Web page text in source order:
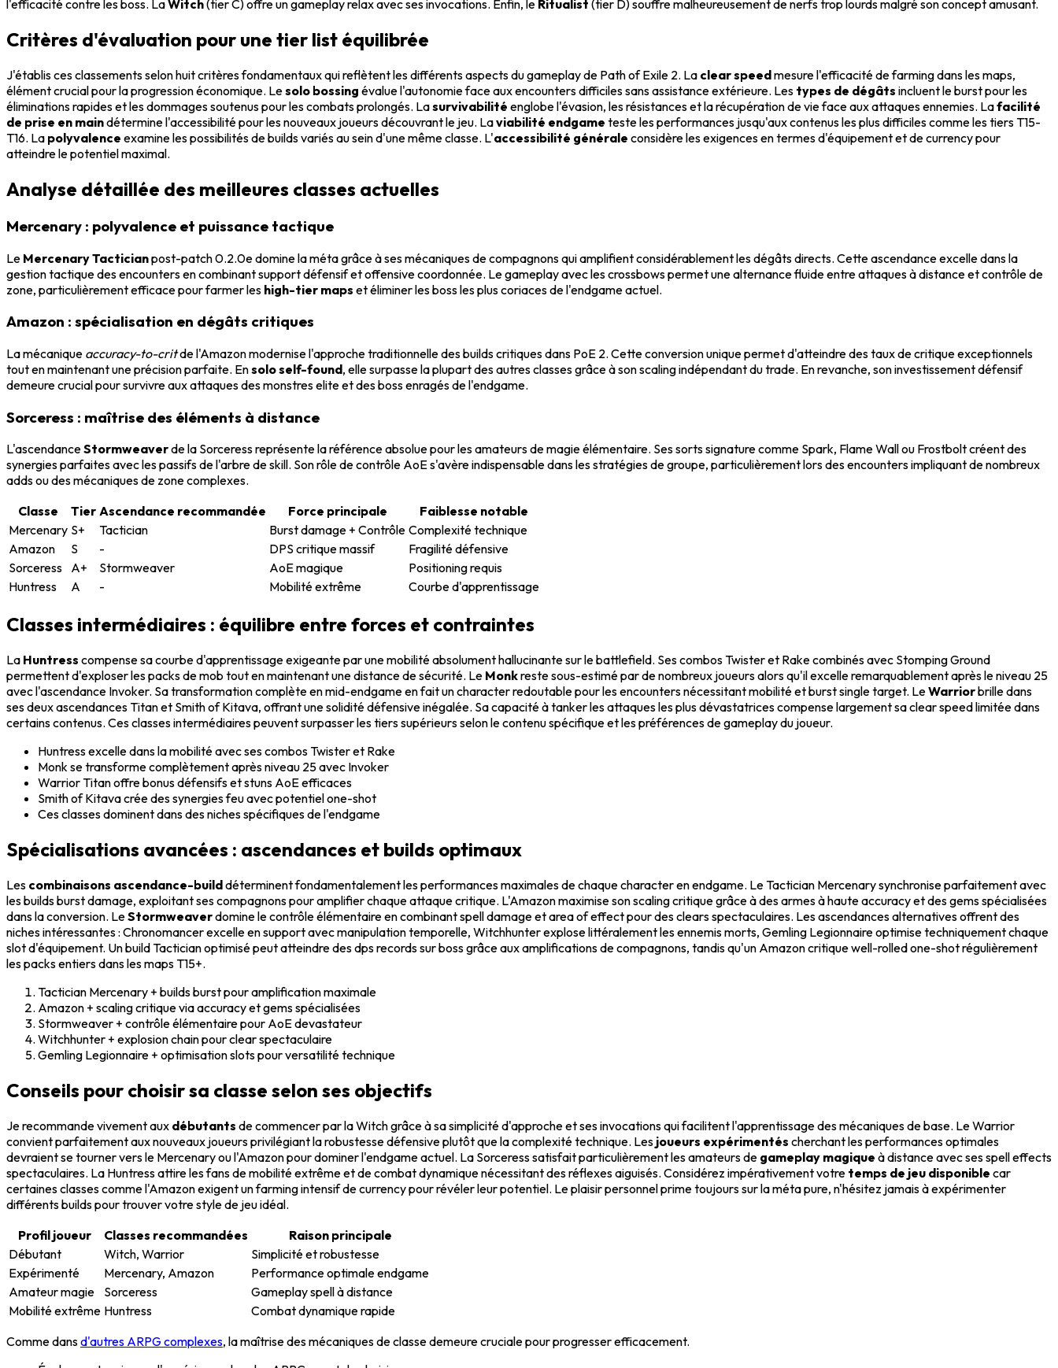
l'efficacité contre les boss. LaWitch(tier C) offre un gameplay relax avec ses invocations. Enfin, le Ritualist (tier D) souffre malheureusement de nerfs trop lourds malgré son concept amusant.
Critères d'évaluation pour une tier list équilibrée
J'établis ces classements selon huit critères fondamentaux qui reflètent les différents aspects du gameplay de Path of Exile 2. La clear speedmesure l'efficacité de farming dans les maps,
élément crucial pour la progression économique. Lesolo bossing évalue l'autonomie face aux encounters difficiles sans assistance extérieure. Les types de dégâts incluent le burst pour les
éliminations rapides et les dommages soutenus pour les combats prolongés. Lasurvivabilité englobe l'évasion, les résistances et la récupération de vie face aux attaques ennemies. Lafacilité
de prise en maindétermine l'accessibilité pour les nouveaux joueurs découvrant le jeu. Laviabilité endgame teste les performances jusqu'aux contenus les plus difficiles comme les tiers T15-
T16. La polyvalence examine les possibilités de builds variés au sein d'une même classe. L'accessibilité générale considère les exigences en termes d'équipement et de currency pour
atteindre le potentiel maximal.
Analyse détaillée des meilleures classes actuelles
Mercenary : polyvalence et puissance tactique
Le Mercenary Tacticianpost-patch 0.2.0e domine la méta grâce à ses mécaniques de compagnons qui amplifient considérablement les dégâts directs. Cette ascendance excelle dans la
gestion tactique des encounters en combinant support défensif et offensive coordonnée. Le gameplay avec les crossbows permet une alternance fluide entre attaques à distance et contrôle de
zone, particulièrement efficace pour farmer les high-tier maps et éliminer les boss les plus coriaces de l'endgame actuel.
Amazon : spécialisation en dégâts critiques
La mécanique accuracy-to-critde l'Amazon modernise l'approche traditionnelle des builds critiques dans PoE 2. Cette conversion unique permet d'atteindre des taux de critique exceptionnels
tout en maintenant une précision parfaite. Ensolo self-found, elle surpasse la plupart des autres classes grâce à son scaling indépendant du trade. En revanche, son investissement défensif
demeure crucial pour survivre aux attaques des monstres elite et des boss enragés de l'endgame.
Sorceress : maîtrise des éléments à distance
L'ascendanceStormweaverde la Sorceress représente la référence absolue pour les amateurs de magie élémentaire. Ses sorts signature comme Spark, Flame Wall ou Frostbolt créent des
synergies parfaites avec les passifs de l'arbre de skill. Son rôle de contrôle AoE s'avère indispensable dans les stratégies de groupe, particulièrement lors des encounters impliquant de nombreux
adds ou des mécaniques de zone complexes.
Classe
Tier Ascendance recommandée Force principale
Faiblesse notable
Mercenary S+ Tactician Burst damage + Contrôle Complexité technique
Amazon
S - DPS critique massif
Fragilité défensive
Sorceress A+ Stormweaver AoE magique
Positioning requis
Huntress
A - Mobilité extrême Courbe d'apprentissage
Classes intermédiaires : équilibre entre forces et contraintes
La Huntress compense sa courbe d'apprentissage exigeante par une mobilité absolument hallucinante sur le battlefield. Ses combos Twister et Rake combinés avec Stomping Ground
permettent d'exploser les packs de mob tout en maintenant une distance de sécurité. Le Monkreste sous-estimé par de nombreux joueurs alors qu'il excelle remarquablement après le niveau 25
avec l'ascendance Invoker. Sa transformation complète en mid-endgame en fait un character redoutable pour les encounters nécessitant mobilité et burst single target. LeWarriorbrille dans
ses deux ascendances Titan et Smith of Kitava, offrant une solidité défensive inégalée. Sa capacité à tanker les attaques les plus dévastatrices compense largement sa clear speed limitée dans
certains contenus. Ces classes intermédiaires peuvent surpasser les tiers supérieurs selon le contenu spécifique et les préférences de gameplay du joueur.
Huntress excelle dans la mobilité avec ses combos Twister et Rake
Monk se transforme complètement après niveau 25 avec Invoker
Warrior Titan offre bonus défensifs et stuns AoE efficaces
Smith of Kitava crée des synergies feu avec potentiel one-shot
Ces classes dominent dans des niches spécifiques de l'endgame
Spécialisations avancées : ascendances et builds optimaux
Les combinaisons ascendance-builddéterminent fondamentalement les performances maximales de chaque character en endgame. Le Tactician Mercenary synchronise parfaitement avec
les builds burst damage, exploitant ses compagnons pour amplifier chaque attaque critique. L'Amazon maximise son scaling critique grâce à des armes à haute accuracy et des gems spécialisées
dans la conversion. LeStormweaverdomine le contrôle élémentaire en combinant spell damage et area of effect pour des clears spectaculaires. Les ascendances alternatives offrent des
niches intéressantes : Chronomancer excelle en support avec manipulation temporelle, Witchhunter explose littéralement les ennemis morts, Gemling Legionnaire optimise techniquement chaque
slot d'équipement. Un build Tactician optimisé peut atteindre des dps records sur boss grâce aux amplifications de compagnons, tandis qu'un Amazon critique well-rolled one-shot régulièrement
les packs entiers dans les maps T15+.
Tactician Mercenary + builds burst pour amplification maximale
Amazon + scaling critique via accuracy et gems spécialisées
Stormweaver + contrôle élémentaire pour AoE devastateur
Witchhunter + explosion chain pour clear spectaculaire
Gemling Legionnaire + optimisation slots pour versatilité technique
Conseils pour choisir sa classe selon ses objectifs
Je recommande vivement aux débutants de commencer par la Witch grâce à sa simplicité d'approche et ses invocations qui facilitent l'apprentissage des mécaniques de base. Le Warrior
convient parfaitement aux nouveaux joueurs privilégiant la robustesse défensive plutôt que la complexité technique. Les joueurs expérimentés cherchant les performances optimales
devraient se tourner vers le Mercenary ou l'Amazon pour dominer l'endgame actuel. La Sorceress satisfait particulièrement les amateurs de gameplay magique à distance avec ses spell effects
spectaculaires. La Huntress attire les fans de mobilité extrême et de combat dynamique nécessitant des réflexes aiguisés. Considérez impérativement votre temps de jeu disponible car
certaines classes comme l'Amazon exigent un farming intensif de currency pour révéler leur potentiel. Le plaisir personnel prime toujours sur la méta pure, n'hésitez jamais à expérimenter
différents builds pour trouver votre style de jeu idéal.
Profil joueur
Classes recommandées
Raison principale
Débutant
Witch, Warrior
Simplicité et robustesse
Expérimenté
Mercenary, Amazon
Performance optimale endgame
Amateur magie
Sorceress
Gameplay spell à distance
Mobilité extrême Huntress
Combat dynamique rapide
Comme dansd'autres ARPG complexes, la maîtrise des mécaniques de classe demeure cruciale pour progresser efficacement.